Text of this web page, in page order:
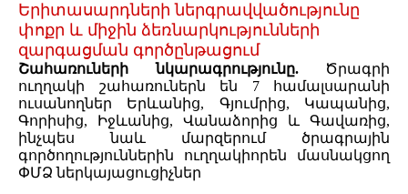
Երիտասարդների ներգրավվածությունը
փոքր և միջին ձեռնարկությունների
զարգացման գործընթացում
Շահառուների նկարագրությունը.Ծրագրի
ուղղակի շահառուներն են 7 համալսարանի
ուսանողներ Երևանից, Գյումրից, Կապանից,
Գորիսից, Իջևանից, Վանաձորից և Գավառից,
ինչպես նաև մարզերում ծրագրային
գործողություններին ուղղակիորեն մասնակցող
ՓՄՁ ներկայացուցիչներ